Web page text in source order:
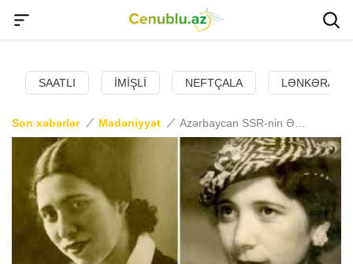
SAATLI İMIŞLI NEFTÇALA LƏNKƏRAN
Son xəbərlər Mədəniyyət